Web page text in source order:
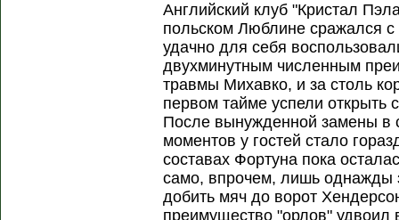
Английский клуб "Кристал
польском Люблине сражался
удачно для себя
двухминутным численным
травмы Михавко, и за столь
первом тайме успели открыть
После вынужденной замены в
моментов у гостей стало
составах Фортуна пока
само, впрочем, лишь однажды
добить мяч до ворот
преимущество "орлов"